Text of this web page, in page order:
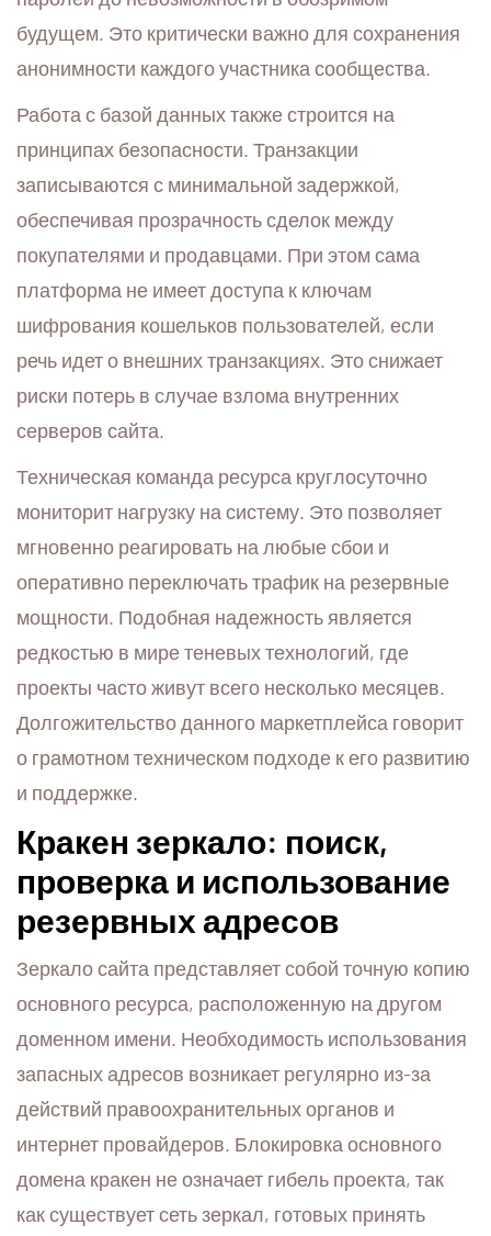
будущем. Это критически важно для сохранения
анонимности каждого участника сообщества.
Работа с базой данных также строится на
принципах безопасности. Транзакции
записываются с минимальной задержкой,
обеспечивая прозрачность сделок между
покупателями и продавцами. При этом сама
платформа не имеет доступа к ключам
шифрования кошельков пользователей, если
речь идет о внешних транзакциях. Это снижает
риски потерь в случае взлома внутренних
серверов сайта.
Техническая команда ресурса круглосуточно
мониторит нагрузку на систему. Это позволяет
мгновенно реагировать на любые сбои и
оперативно переключать трафик на резервные
мощности. Подобная надежность является
редкостью в мире теневых технологий, где
проекты часто живут всего несколько месяцев.
Долгожительство данного маркетплейса говорит
о грамотном техническом подходе к его развитию
и поддержке.
Кракен зеркало: поиск,
проверка и использование
резервных адресов
Зеркало сайта представляет собой точную копию
основного ресурса, расположенную на другом
доменном имени. Необходимость использования
запасных адресов возникает регулярно из-за
действий правоохранительных органов и
интернет провайдеров. Блокировка основного
домена кракен не означает гибель проекта, так
как существует сеть зеркал, готовых принять